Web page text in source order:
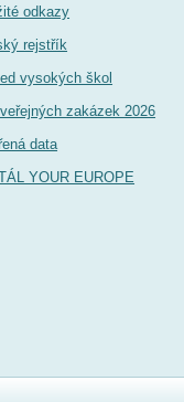
odkazy
rejstřík
vysokých škol
zakázek 2026
data
YOUR EUROPE